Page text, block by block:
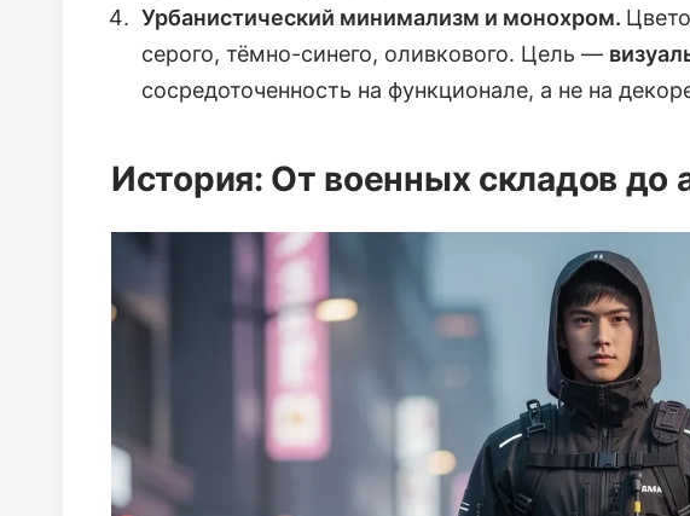
Урбанистический минимализм и монохром.
серого, тёмно-синего, оливкового. Цель —
сосредоточенность на функционале, а не на
История: От военных складов до